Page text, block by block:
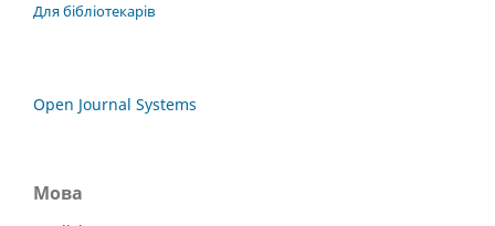
Для бібліотекарів
Open Journal Systems
Мова